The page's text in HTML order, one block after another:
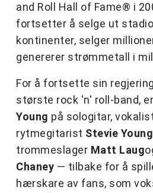
and Roll Hall of Fame® i
fortsetter å selge ut
kontinenter, selger
genererer strømmetall i
For å fortsette sin
største rock 'n' roll-band,
Young på sologitar,
rytmegitarist Stevie Young
trommeslager Matt Laug
Chaney — tilbake for å
hærskare av fans, som